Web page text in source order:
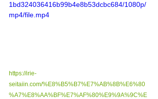
1bd324036416b99b4e8b53dcbc684/1080p/
mp4/file.mp4
https://irie-
seitaiin.com/%E8%B5%B7%E7%AB%8B%E6%80
%A7%E8%AA%BF%E7%AF%80%E9%9A%9C%E